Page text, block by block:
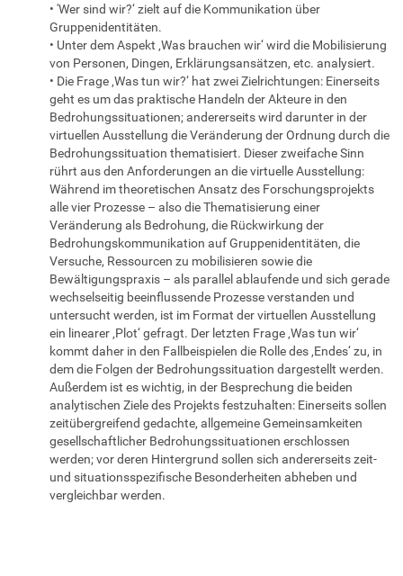
• 'Wer sind wir?‘ zielt auf die Kommunikation über
Gruppenidentitäten.
• Unter dem Aspekt ‚Was brauchen wir‘ wird die Mobilisierung
von Personen, Dingen, Erklärungsansätzen, etc. analysiert.
• Die Frage ‚Was tun wir?‘ hat zwei Zielrichtungen: Einerseits
geht es um das praktische Handeln der Akteure in den
Bedrohungssituationen; andererseits wird darunter in der
virtuellen Ausstellung die Veränderung der Ordnung durch die
Bedrohungssituation thematisiert. Dieser zweifache Sinn
rührt aus den Anforderungen an die virtuelle Ausstellung:
Während im theoretischen Ansatz des Forschungsprojekts
alle vier Prozesse – also die Thematisierung einer
Veränderung als Bedrohung, die Rückwirkung der
Bedrohungskommunikation auf Gruppenidentitäten, die
Versuche, Ressourcen zu mobilisieren sowie die
Bewältigungspraxis – als parallel ablaufende und sich gerade
wechselseitig beeinflussende Prozesse verstanden und
untersucht werden, ist im Format der virtuellen Ausstellung
ein linearer ‚Plot‘ gefragt. Der letzten Frage ‚Was tun wir‘
kommt daher in den Fallbeispielen die Rolle des ‚Endes‘ zu, in
dem die Folgen der Bedrohungssituation dargestellt werden.
Außerdem ist es wichtig, in der Besprechung die beiden
analytischen Ziele des Projekts festzuhalten: Einerseits sollen
zeitübergreifend gedachte, allgemeine Gemeinsamkeiten
gesellschaftlicher Bedrohungssituationen erschlossen
werden; vor deren Hintergrund sollen sich andererseits zeit-
und situationsspezifische Besonderheiten abheben und
vergleichbar werden.